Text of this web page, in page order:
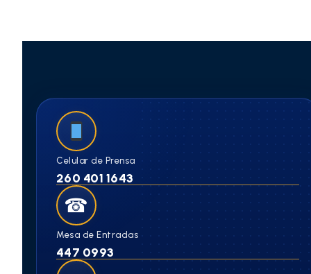
Celular de Prensa
260 401 1643
☎
Mesa de Entradas
447 0993